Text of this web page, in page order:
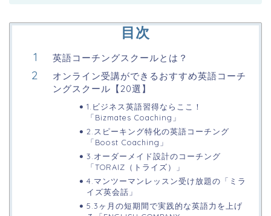
目次
英語コーチングスクールとは？
オンライン受講ができるおすすめ英語コーチ
ングスクール【20選】
1.ビジネス英語習得ならここ！
「Bizmates Coaching」
2.スピーキング特化の英語コーチング
「Boost Coaching」
3.オーダーメイド設計のコーチング
「TORAIZ（トライズ）」
4.マンツーマンレッスン受け放題の「ミラ
イズ英会話」
5.3ヶ月の短期間で実践的な英語力を上げ